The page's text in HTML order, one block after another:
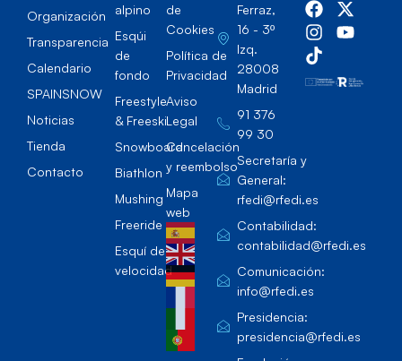
Organización
Transparencia
Calendario
SPAINSNOW
Noticias
Tienda
Contacto
alpino
Esqúi
de
fondo
Freestyle
& Freeski
Snowboard
Biathlon
Mushing
Freeride
Esquí de
velocidad
de
Cookies
Política de
Privacidad
Aviso
Legal
Cancelación
y reembolso
Mapa
web
Ferraz,
16 - 3º
Izq.
28008
Madrid
91 376
99 30
Secretaría y
General:
rfedi@rfedi.es
Contabilidad:
contabilidad@rfedi.es
Comunicación:
info@rfedi.es
Presidencia:
presidencia@rfedi.es